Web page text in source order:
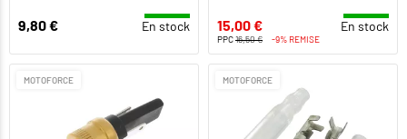
9,80 € En stock 15,00 € En stock
PPC16,50 € -9% REMISE
MOTOFORCE MOTOFORCE